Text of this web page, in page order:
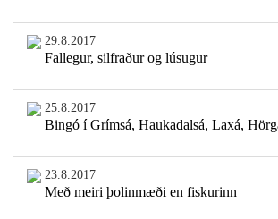
29.8.2017
Fallegur, silfraður og lúsugur
25.8.2017
Bingó í Grímsá, Haukadalsá, Laxá,
23.8.2017
Með meiri þolinmæði en fiskurinn